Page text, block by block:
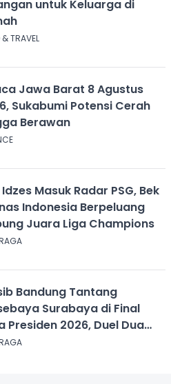
untuk Keluarga di
TRAVEL
Jawa Barat 8 Agustus
Sukabumi Potensi Cerah
Berawan
Masuk Radar PSG, Bek
Indonesia Berpeluang
Juara Liga Champions
Bandung Tantang
Surabaya di Final
Presiden 2026, Duel Dua
Terkalahkan